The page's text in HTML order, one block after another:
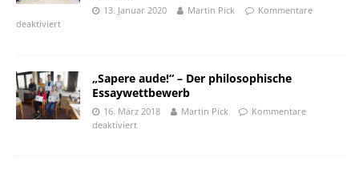
13. Januar 2020 Martin Pick
Kommentare
deaktiviert
„Sapere aude!“ – Der philosophische
Essaywettbewerb
16. März 2018 Martin Pick
Kommentare
deaktiviert